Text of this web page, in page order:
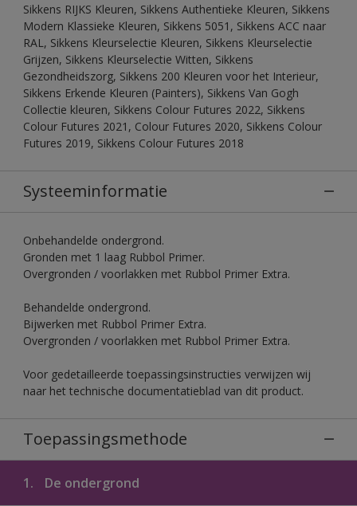
Sikkens RIJKS Kleuren, Sikkens Authentieke Kleuren, Sikkens
Modern Klassieke Kleuren, Sikkens 5051, Sikkens ACC naar
RAL, Sikkens Kleurselectie Kleuren, Sikkens Kleurselectie
Grijzen, Sikkens Kleurselectie Witten, Sikkens
Gezondheidszorg, Sikkens 200 Kleuren voor het Interieur,
Sikkens Erkende Kleuren (Painters), Sikkens Van Gogh
Collectie kleuren, Sikkens Colour Futures 2022, Sikkens
Colour Futures 2021, Colour Futures 2020, Sikkens Colour
Futures 2019, Sikkens Colour Futures 2018
Systeeminformatie
Onbehandelde ondergrond.
Gronden met 1 laag Rubbol Primer.
Overgronden / voorlakken met Rubbol Primer Extra.
Behandelde ondergrond.
Bijwerken met Rubbol Primer Extra.
Overgronden / voorlakken met Rubbol Primer Extra.
Voor gedetailleerde toepassingsinstructies verwijzen wij
naar het technische documentatieblad van dit product.
Toepassingsmethode
1. De ondergrond